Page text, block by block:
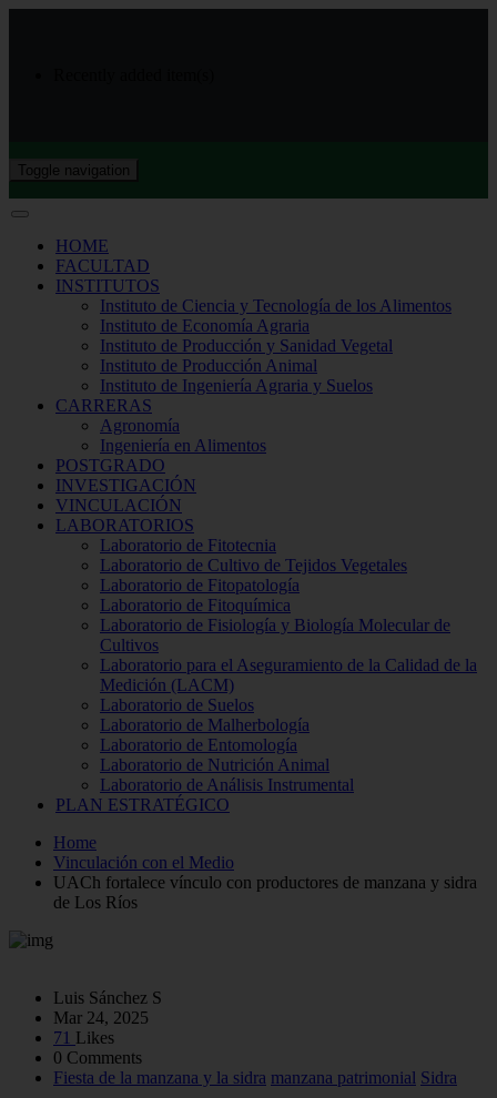
Toggle navigation
HOME
FACULTAD
INSTITUTOS
Instituto de Ciencia y Tecnología de los Alimentos
Instituto de Economía Agraria
Instituto de Producción y Sanidad Vegetal
Instituto de Producción Animal
Instituto de Ingeniería Agraria y Suelos
CARRERAS
Agronomía
Ingeniería en Alimentos
POSTGRADO
INVESTIGACIÓN
VINCULACIÓN
LABORATORIOS
Laboratorio de Fitotecnia
Laboratorio de Cultivo de Tejidos Vegetales
Laboratorio de Fitopatología
Laboratorio de Fitoquímica
Laboratorio de Fisiología y Biología Molecular de
Cultivos
Laboratorio para el Aseguramiento de la Calidad de la
Medición (LACM)
Laboratorio de Suelos
Laboratorio de Malherbología
Laboratorio de Entomología
Laboratorio de Nutrición Animal
Laboratorio de Análisis Instrumental
PLAN ESTRATÉGICO
Home
Vinculación con el Medio
UACh fortalece vínculo con productores de manzana y sidra
de Los Ríos
Luis Sánchez S
Mar 24, 2025
71 Likes
0 Comments
Fiesta de la manzana y la sidra manzana patrimonial Sidra